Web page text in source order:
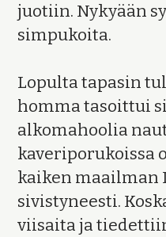
juotiin. Nykyään
simpukoita.
Lopulta tapasin
homma tasoittui
alkomahoolia
kaveriporukoissa
kaiken maailman
sivistyneesti.
viisaita ja